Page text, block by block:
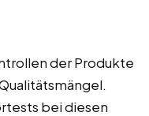
der Produkte
bei diesen